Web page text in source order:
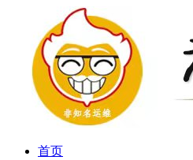
首页